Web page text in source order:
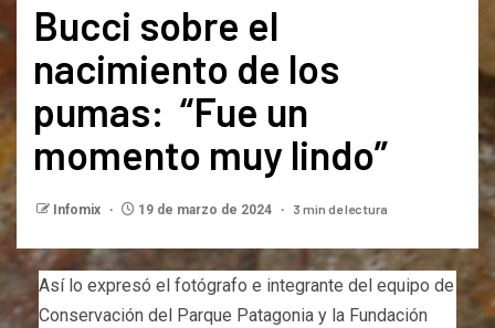
Bucci sobre el
nacimiento de los
pumas: “Fue un
momento muy lindo”
Infomix 19 de marzo de 2024 3 min de lectura
Así lo expresó el fotógrafo e integrante del equipo de
Conservación del Parque Patagonia y la Fundación